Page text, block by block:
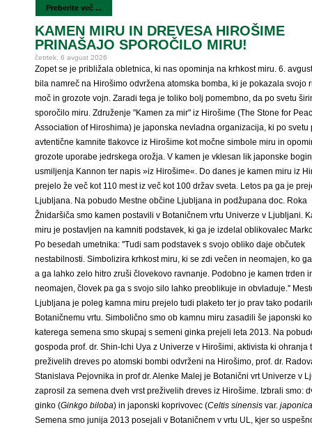
Preberite več ...
KAMEN MIRU IN DREVESA HIROŠIME
PRINAŠAJO SPOROČILO MIRU!
četrtek, 6 avgust 2026
Zopet se je približala obletnica, ki nas opominja na krhkost miru. 6.
bila namreč na Hirošimo odvržena atomska bomba, ki je pokazala svojo
moč in grozote vojn. Zaradi tega je toliko bolj pomembno, da po svetu
sporočilo miru. Združenje "Kamen za mir" iz Hirošime (The Stone for
Association of Hiroshima) je japonska nevladna organizacija, ki po svetu
avtentične kamnite tlakovce iz Hirošime kot močne simbole miru in
grozote uporabe jedrskega orožja. V kamen je vklesan lik japonske
usmiljenja Kannon ter napis »iz Hirošime«. Do danes je kamen miru iz
prejelo že več kot 110 mest iz več kot 100 držav sveta. Letos pa ga je
Ljubljana. Na pobudo Mestne občine Ljubljana in podžupana doc. Roka
Žnidaršiča smo kamen postavili v Botaničnem vrtu Univerze v Ljubljani.
miru je postavljen na kamniti podstavek, ki ga je izdelal oblikovalec
Po besedah umetnika: ''Tudi sam podstavek s svojo obliko daje občutek
nestabilnosti. Simbolizira krhkost miru, ki se zdi večen in neomajen, ko
a ga lahko zelo hitro zruši človekovo ravnanje. Podobno je kamen trden
neomajen, človek pa ga s svojo silo lahko preoblikuje in obvladuje.''
Ljubljana je poleg kamna miru prejelo tudi plaketo ter jo prav tako
Botaničnemu vrtu. Simbolično smo ob kamnu miru zasadili še japonski
katerega semena smo skupaj s semeni ginka prejeli leta 2013. Na
gospoda prof. dr. Shin-Ichi Uya z Univerze v Hirošimi, aktivista ki ohranja
preživelih dreves po atomski bombi odvrženi na Hirošimo, prof. dr.
Stanislava Pejovnika in prof dr. Alenke Malej je Botanični vrt Univerze v
zaprosil za semena dveh vrst preživelih dreves iz Hirošime. Izbrali smo:
ginko (Ginkgo biloba) in japonski koprivovec (Celtis sinensis var. japonica
Semena smo junija 2013 posejali v Botaničnem v vrtu UL, kjer so